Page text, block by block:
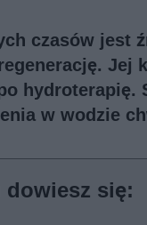
czasów jest
Jej
hydroterapię.
w wodzie